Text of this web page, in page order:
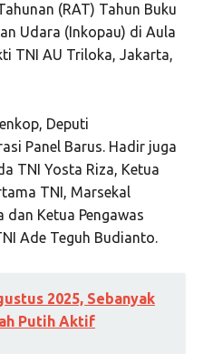
(RAT) Tahun Buku
Udara (Inkopau) di Aula
TNI AU Triloka, Jakarta,
Deputi
Panel Barus. Hadir juga
TNI Yosta Riza, Ketua
TNI, Marsekal
dan Ketua Pengawas
Ade Teguh Budianto.
2025, Sebanyak
Putih Aktif